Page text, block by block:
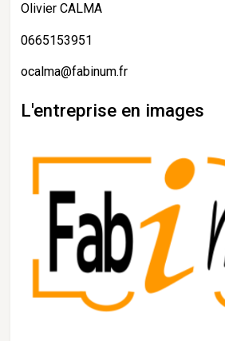
Olivier CALMA
0665153951
ocalma@fabinum.fr
L'entreprise en images